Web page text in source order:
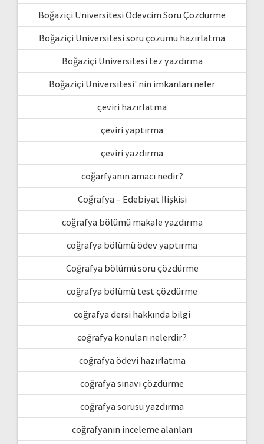
Boğaziçi Üniversitesi Ödevcim Soru Çözdürme
Boğaziçi Üniversitesi soru çözümü hazırlatma
Boğaziçi Üniversitesi tez yazdırma
Boğaziçi Üniversitesi' nin imkanları neler
çeviri hazırlatma
çeviri yaptırma
çeviri yazdırma
coğarfyanın amacı nedir?
Coğrafya – Edebiyat İlişkisi
coğrafya bölümü makale yazdırma
coğrafya bölümü ödev yaptırma
Coğrafya bölümü soru çözdürme
coğrafya bölümü test çözdürme
coğrafya dersi hakkında bilgi
coğrafya konuları nelerdir?
coğrafya ödevi hazırlatma
coğrafya sınavı çözdürme
coğrafya sorusu yazdırma
coğrafyanın inceleme alanları